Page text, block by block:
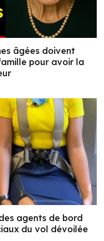
âgées doivent
pour avoir la
agents de bord
du vol dévoilée